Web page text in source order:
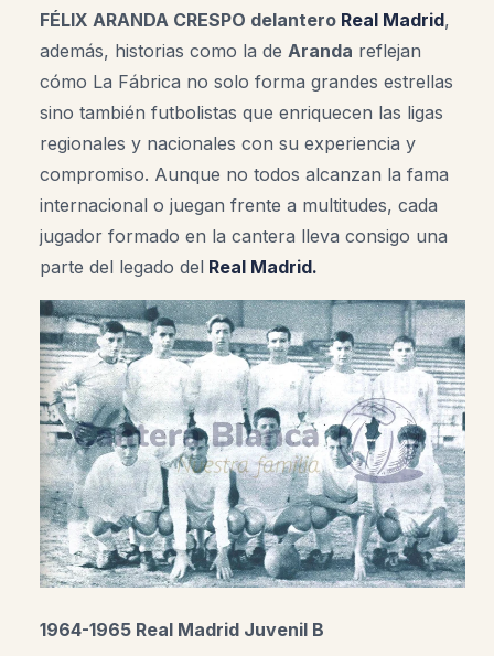
FÉLIX ARANDA CRESPO delantero Real Madrid,
además, historias como la de Aranda reflejan
cómo La Fábrica no solo forma grandes estrellas
sino también futbolistas que enriquecen las ligas
regionales y nacionales con su experiencia y
compromiso. Aunque no todos alcanzan la fama
internacional o juegan frente a multitudes, cada
jugador formado en la cantera lleva consigo una
parte del legado del Real Madrid.
1964-1965 Real Madrid Juvenil B